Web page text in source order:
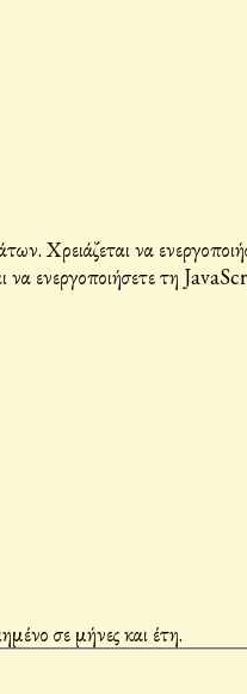
Χρειάζεται να
ενεργοποιήσετε τη
σε μήνες και έτη.